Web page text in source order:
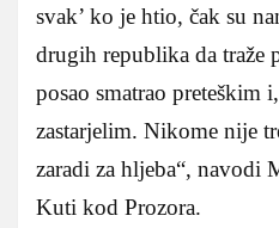
svak’ ko je htio, čak su
drugih republika da traže
posao smatrao preteškim
zastarjelim. Nikome nije
zaradi za hljeba“, navodi
Kuti kod Prozora.